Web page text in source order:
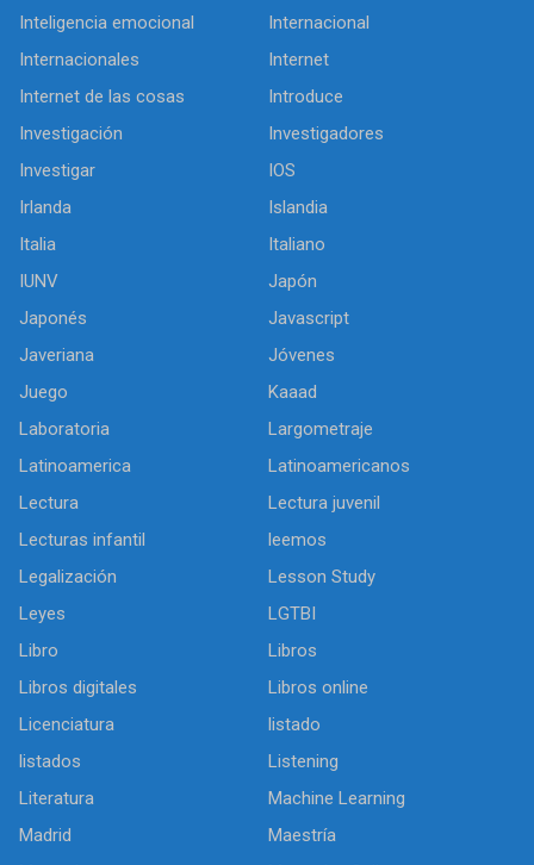
Inteligencia emocional
Internacional
Internacionales
Internet
Internet de las cosas
Introduce
Investigación
Investigadores
Investigar
IOS
Irlanda
Islandia
Italia
Italiano
IUNV
Japón
Japonés
Javascript
Javeriana
Jóvenes
Juego
Kaaad
Laboratoria
Largometraje
Latinoamerica
Latinoamericanos
Lectura
Lectura juvenil
Lecturas infantil
leemos
Legalización
Lesson Study
Leyes
LGTBI
Libro
Libros
Libros digitales
Libros online
Licenciatura
listado
listados
Listening
Literatura
Machine Learning
Madrid
Maestría